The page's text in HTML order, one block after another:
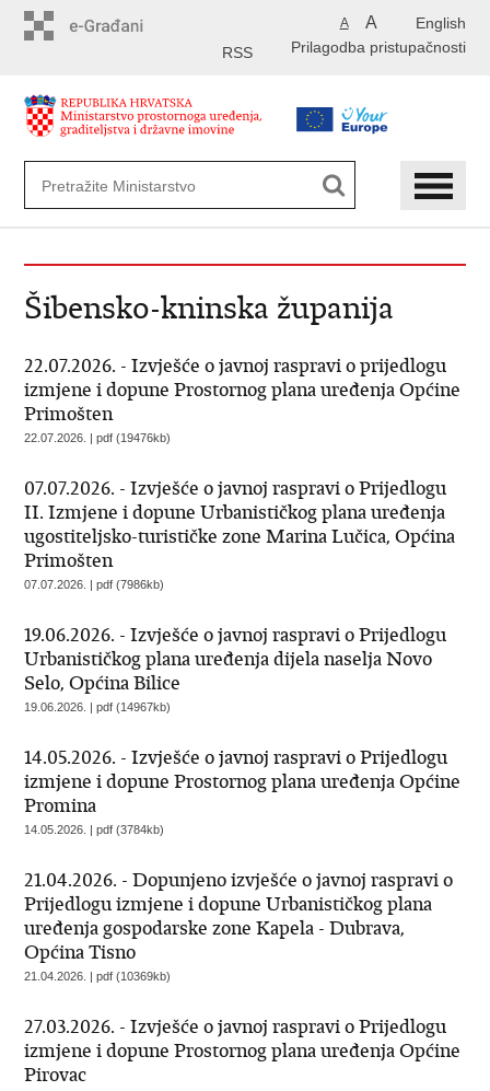
English
A A
Prilagodba pristupačnosti
RSS
Šibensko-kninska županija
22.07.2026. - Izvješće o javnoj raspravi o prijedlogu
izmjene i dopune Prostornog plana uređenja Općine
Primošten
22.07.2026. | pdf (19476kb)
07.07.2026. - Izvješće o javnoj raspravi o Prijedlogu
II. Izmjene i dopune Urbanističkog plana uređenja
ugostiteljsko-turističke zone Marina Lučica, Općina
Primošten
07.07.2026. | pdf (7986kb)
19.06.2026. - Izvješće o javnoj raspravi o Prijedlogu
Urbanističkog plana uređenja dijela naselja Novo
Selo, Općina Bilice
19.06.2026. | pdf (14967kb)
14.05.2026. - Izvješće o javnoj raspravi o Prijedlogu
izmjene i dopune Prostornog plana uređenja Općine
Promina
14.05.2026. | pdf (3784kb)
21.04.2026. - Dopunjeno izvješće o javnoj raspravi o
Prijedlogu izmjene i dopune Urbanističkog plana
uređenja gospodarske zone Kapela - Dubrava,
Općina Tisno
21.04.2026. | pdf (10369kb)
27.03.2026. - Izvješće o javnoj raspravi o Prijedlogu
izmjene i dopune Prostornog plana uređenja Općine
Pirovac